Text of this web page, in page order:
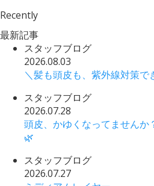
Recently
最新記事
スタッフブログ
2026.08.03
＼髪も頭皮も、紫外線対策
スタッフブログ
2026.07.28
頭皮、かゆくなってませんか
🌿
スタッフブログ
2026.07.27